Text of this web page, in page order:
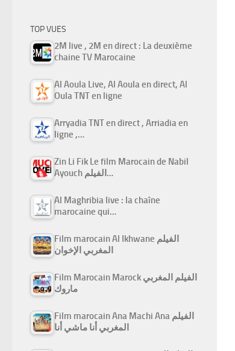
TOP VUES
2M live , 2M en direct : La deuxième
chaine TV Marocaine
Al Aoula Live, Al Aoula en direct, Al
Oula TNT en ligne
Arryadia TNT en direct , Arriadia en
ligne ,…
Zin Li Fik Le film Marocain de Nabil
Ayouch الفيلم…
Al Maghribia live : la chaîne
marocaine qui…
Film marocain Al Ikhwane الفيلم
المغربي الإخوان
Film Marocain Marock الفيلم المغربي
ماروك
Film marocain Ana Machi Ana الفيلم
المغربي أنا ماشي أنا